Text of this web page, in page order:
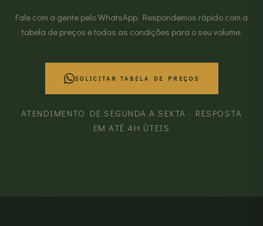
Fale com a gente pelo WhatsApp. Respondemos rápido com a
tabela de preços e todas as condições para o seu volume.
SOLICITAR TABELA DE PREÇOS
ATENDIMENTO DE SEGUNDA A SEXTA · RESPOSTA
EM ATÉ 4H ÚTEIS